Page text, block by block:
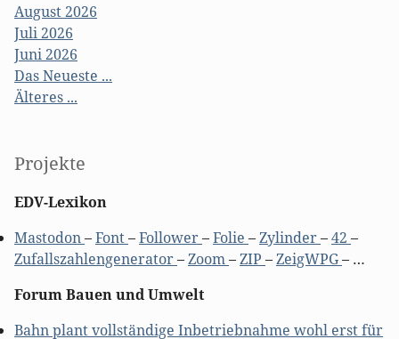
August 2026
Juli 2026
Juni 2026
Das Neueste ...
Älteres ...
Projekte
EDV-Lexikon
Mastodon–Font–Follower–Folie –Zylinder–42 –
Zufallszahlengenerator–Zoom–ZIP –ZeigWPG– …
Forum Bauen und Umwelt
Bahn plant vollständige Inbetriebnahme wohl erst für